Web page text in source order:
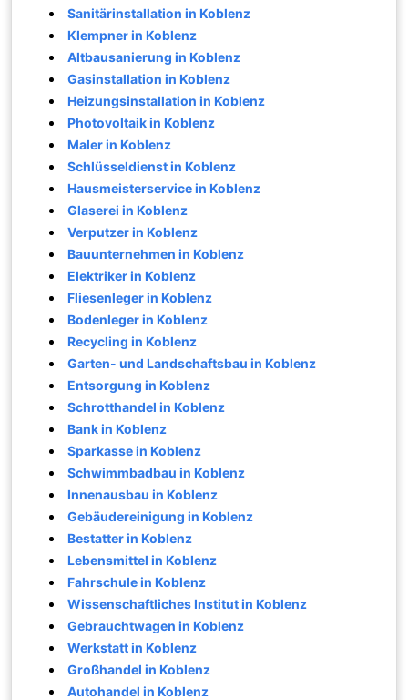
Sanitärinstallation in Koblenz
Klempner in Koblenz
Altbausanierung in Koblenz
Gasinstallation in Koblenz
Heizungsinstallation in Koblenz
Photovoltaik in Koblenz
Maler in Koblenz
Schlüsseldienst in Koblenz
Hausmeisterservice in Koblenz
Glaserei in Koblenz
Verputzer in Koblenz
Bauunternehmen in Koblenz
Elektriker in Koblenz
Fliesenleger in Koblenz
Bodenleger in Koblenz
Recycling in Koblenz
Garten- und Landschaftsbau in Koblenz
Entsorgung in Koblenz
Schrotthandel in Koblenz
Bank in Koblenz
Sparkasse in Koblenz
Schwimmbadbau in Koblenz
Innenausbau in Koblenz
Gebäudereinigung in Koblenz
Bestatter in Koblenz
Lebensmittel in Koblenz
Fahrschule in Koblenz
Wissenschaftliches Institut in Koblenz
Gebrauchtwagen in Koblenz
Werkstatt in Koblenz
Großhandel in Koblenz
Autohandel in Koblenz